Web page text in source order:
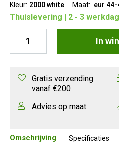
Kleur: 2000 white Maat: eur 44-
Thuislevering | 2 - 3
In
Gratis verzending
vanaf €200
Advies op maat
Omschrijving Specificaties